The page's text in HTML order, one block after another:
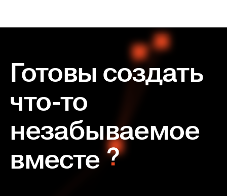
Готовы создать
что-то
незабываемое
вместе